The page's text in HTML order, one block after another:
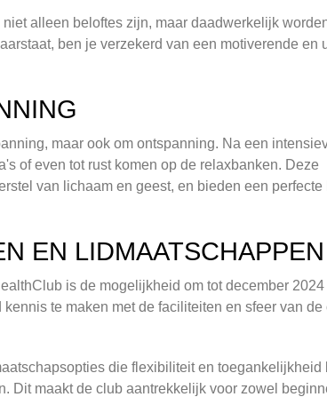
alleen beloftes zijn, maar daadwerkelijk
ben je verzekerd van een motiverende en
maar ook om ontspanning. Na een
of even tot rust komen op de relaxbanken. Deze
van lichaam en geest, en bieden een perfecte
EN LIDMAATSCHAPPEN
is de mogelijkheid om tot december 2024
te maken met de faciliteiten en sfeer van
die flexibiliteit en toegankelijkheid
Dit maakt de club aantrekkelijk voor zowel